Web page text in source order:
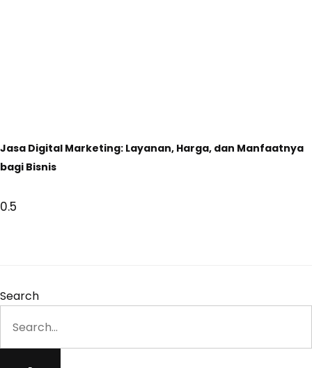
Jasa Digital Marketing: Layanan, Harga, dan Manfaatnya
bagi Bisnis
Search